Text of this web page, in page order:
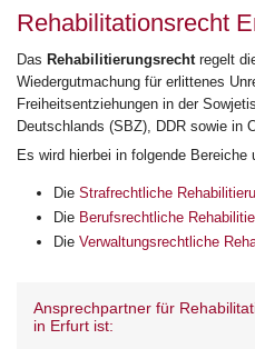
Rehabilitationsrecht
Das Rehabilitierungsrecht regelt
Wiedergutmachung für erlittenes
Freiheitsentziehungen in der
Deutschlands (SBZ), DDR sowie in
Es wird hierbei in folgende Bereiche
Die Strafrechtliche
Die Berufsrechtliche
Die Verwaltungsrechtliche
Ansprechpartner für
in Erfurt ist: